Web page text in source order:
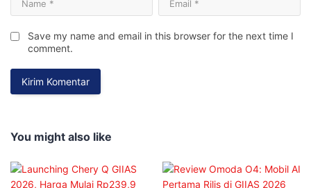
Save my name and email in this browser for the next time I
comment.
You might also like